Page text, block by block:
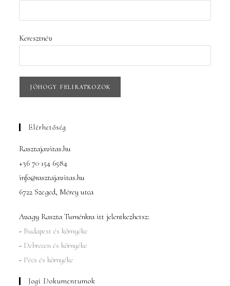
Keresztnév
Elérhetőség
Rasztajavitas.hu
+36 70 154 6584
info@rasztajavitas.hu
6722 Szeged, Mérey utca
Avagy Raszta Turnénkra itt jelentkezhetsz:
- Budapest és környéke
- Debrecen és környéke
- Pécs és környéke
Jogi Dokumentumok